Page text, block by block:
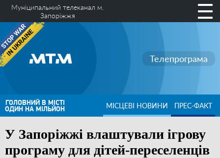
Муніципальний телеканал м.
Запоріжжя
Телепрограма
ГОЛОВНИЙ В МІСТІ
ОДИН НА МІЛЬЙОН МІСЦЕВІ НОВИНИ ПРЕС-ФАКТ
У Запоріжжі влаштували ігрову
програму для дітей-переселенців